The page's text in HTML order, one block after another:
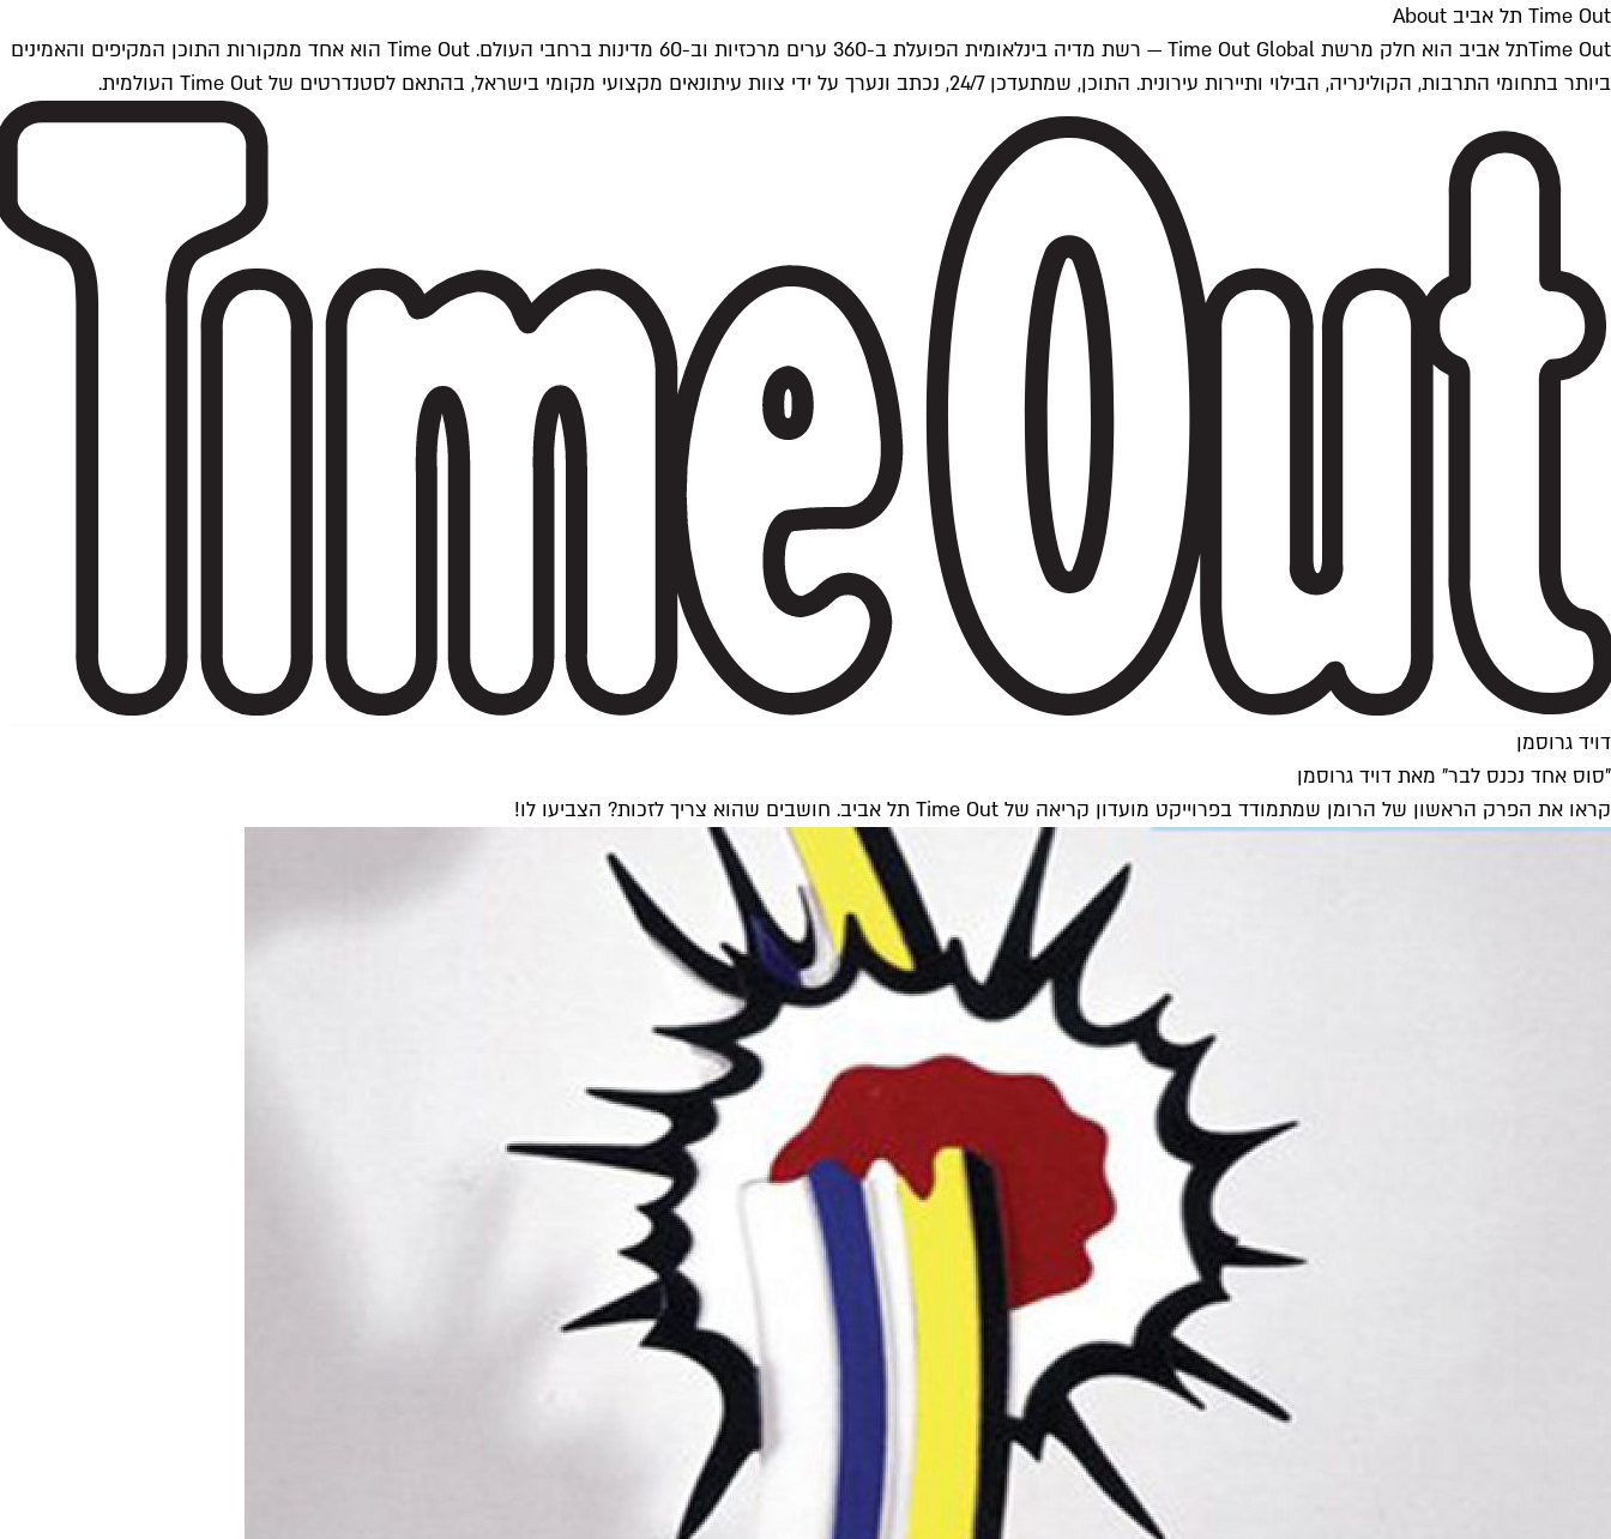
Time Out תל אביב About
Time Outתל אביב הוא חלק מרשת Time Out Global — רשת מדיה בינלאומית הפועלת ב-360 ערים מרכזיות וב-60 מדינות ברחבי העולם. Time Out הוא אחד ממקורות התוכן המקיפים והאמינים
ביותר בתחומי התרבות, הקולינריה, הבילוי ותיירות עירונית. התוכן, שמתעדכן 24/7, נכתב ונערך על ידי צוות עיתונאים מקצועי מקומי בישראל, בהתאם לסטנדרטים של Time Out העולמית.
דויד גרוסמן
"סוס אחד נכנס לבר" מאת דויד גרוסמן
קראו את הפרק הראשון של הרומן שמתמודד בפרוייקט מועדון קריאה של Time Out תל אביב. חושבים שהוא צריך לזכות? הצביעו לו!